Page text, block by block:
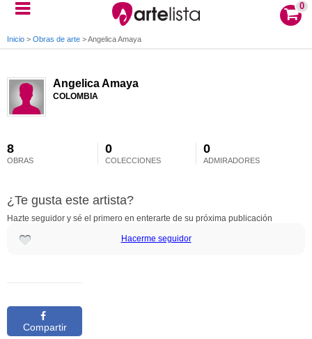
0
Inicio > Obras de arte >Angelica Amaya
Angelica Amaya
COLOMBIA
8
OBRAS
0
COLECCIONES
0
ADMIRADORES
¿Te gusta este artista?
Hazte seguidor y sé el primero en enterarte de su próxima publicación
Hacerme seguidor
Compartir